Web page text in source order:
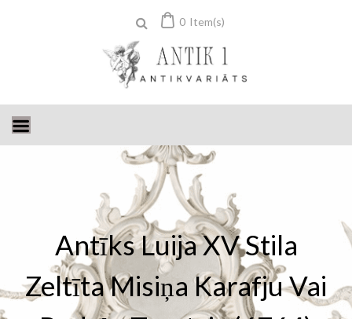
0 Item(s)
Antīks Luija XV Stila
Zeltīta Misiņa Karafju Vai